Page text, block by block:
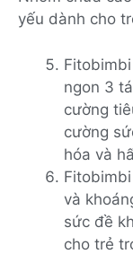
yếu dành cho
ngon 3
cường
cường
hóa và
và
sức đề
cho trẻ